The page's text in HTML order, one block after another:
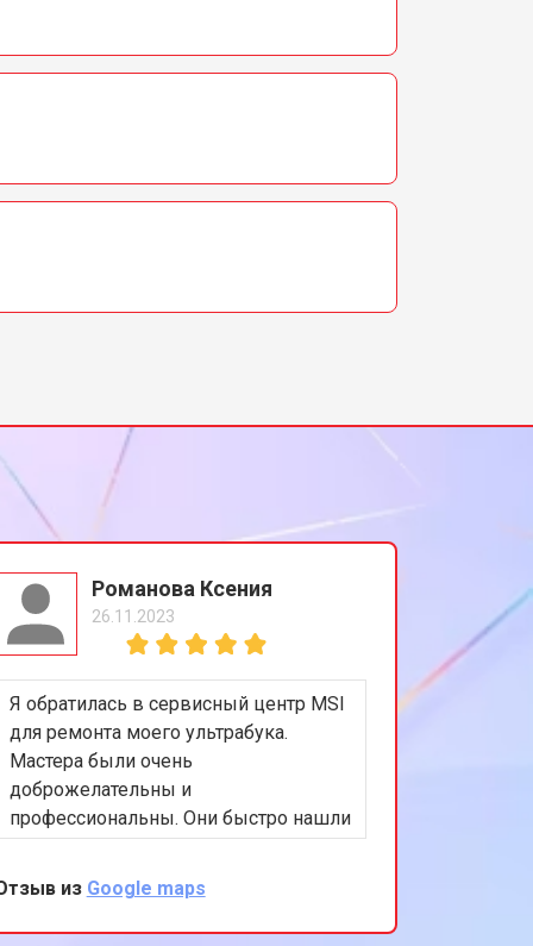
Романова Ксения
26.11.2023
Я обратилась в сервисный центр MSI
для ремонта моего ультрабука.
Мастера были очень
доброжелательны и
профессиональны. Они быстро нашли
предоставили полезные советы по
уходу за устройством. Я очень
довольна результатом и качеством
из Google maps